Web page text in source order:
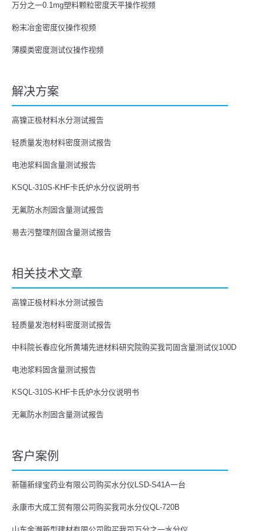
万分之一0.1mg塑料颗粒密度天平操作视频
粉末冶金密度仪操作视频
薄膜类密度测试仪操作视频
解决方案
高镍正极材料水分测试报告
轻质量发泡材料密度测试报告
电池浆料固含量测试报告
KSQL-310S-KHF卡氏炉水分仪说明书
无氟防水剂固含量测试报告
易去污整理剂固含量测试报告
相关技术文章
高镍正极材料水分测试报告
轻质量发泡材料密度测试报告
中科院长春应化所黄埔先进材料研究院购买我司固含量测试仪100D
电池浆料固含量测试报告
KSQL-310S-KHF卡氏炉水分仪说明书
无氟防水剂固含量测试报告
客户案例
新疆新绿宝药业有限公司购买水分仪LSD-S41A一台
永康市大成工贸有限公司购买我司水分仪QL-720B